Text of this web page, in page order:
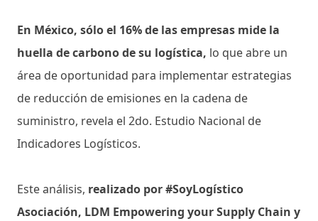
En México, sólo el 16% de las empresas mide la
huella de carbono de su logística, lo que abre un
área de oportunidad para implementar estrategias
de reducción de emisiones en la cadena de
suministro, revela el 2do. Estudio Nacional de
Indicadores Logísticos.
Este análisis, realizado por #SoyLogístico
Asociación, LDM Empowering your Supply Chain y